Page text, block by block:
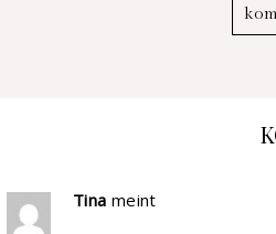
Tina meint